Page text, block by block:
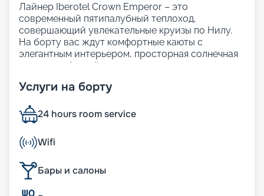
Лайнер Iberotel Crown Emperor – это
современный пятипалубный теплоход,
совершающий увлекательные круизы по Нилу.
На борту вас ждут комфортные каюты с
элегантным интерьером, просторная солнечная
терраса с бассейном для отдыха, а также
Гостям предлагается изысканный ресторан с
Iberotel Crown Emperor создан для того, чтобы
ваше путешествие
максимально ярким и незабываемым.
Размещение
На теплоходе находятся 117 кают с одноместным,
Услуги на борту
24 hours room service
Wifi
Бары и салоны